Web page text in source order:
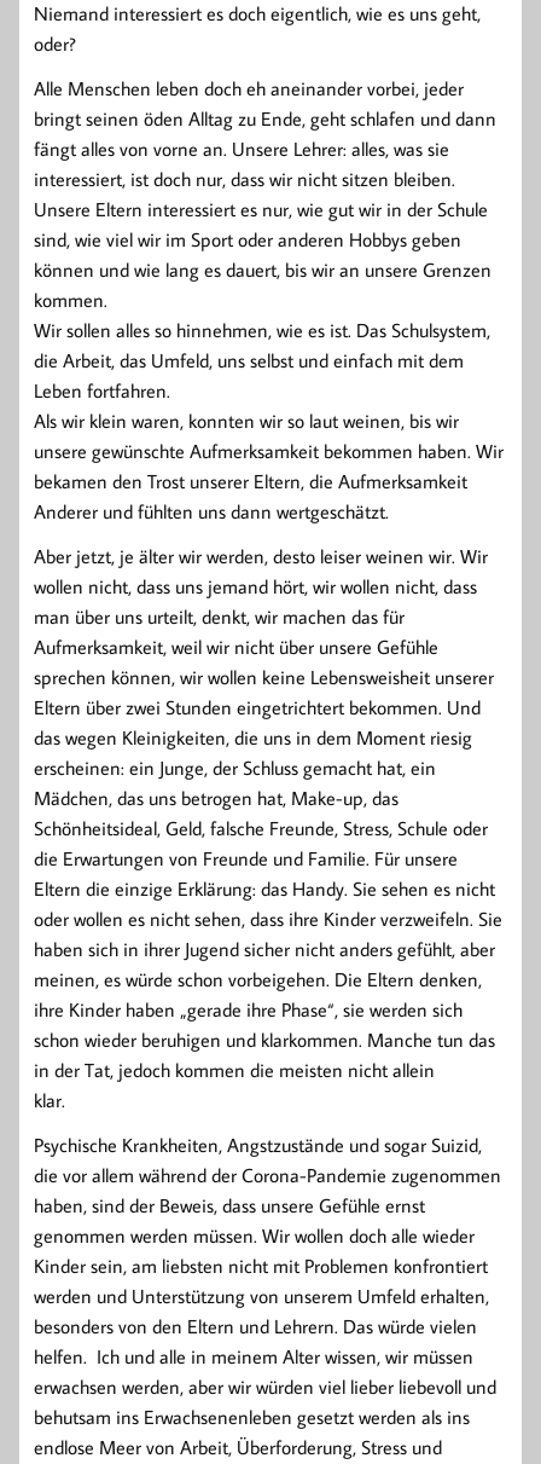
Niemand interessiert es doch eigentlich, wie es uns geht,
oder?
Alle Menschen leben doch eh aneinander vorbei, jeder
bringt seinen öden Alltag zu Ende, geht schlafen und dann
fängt alles von vorne an. Unsere Lehrer: alles, was sie
interessiert, ist doch nur, dass wir nicht sitzen bleiben.
Unsere Eltern interessiert es nur, wie gut wir in der Schule
sind, wie viel wir im Sport oder anderen Hobbys geben
können und wie lang es dauert, bis wir an unsere Grenzen
kommen.
Wir sollen alles so hinnehmen, wie es ist. Das Schulsystem,
die Arbeit, das Umfeld, uns selbst und einfach mit dem
Leben fortfahren.
Als wir klein waren, konnten wir so laut weinen, bis wir
unsere gewünschte Aufmerksamkeit bekommen haben. Wir
bekamen den Trost unserer Eltern, die Aufmerksamkeit
Anderer und fühlten uns dann wertgeschätzt.
Aber jetzt, je älter wir werden, desto leiser weinen wir. Wir
wollen nicht, dass uns jemand hört, wir wollen nicht, dass
man über uns urteilt, denkt, wir machen das für
Aufmerksamkeit, weil wir nicht über unsere Gefühle
sprechen können, wir wollen keine Lebensweisheit unserer
Eltern über zwei Stunden eingetrichtert bekommen. Und
das wegen Kleinigkeiten, die uns in dem Moment riesig
erscheinen: ein Junge, der Schluss gemacht hat, ein
Mädchen, das uns betrogen hat, Make-up, das
Schönheitsideal, Geld, falsche Freunde, Stress, Schule oder
die Erwartungen von Freunde und Familie. Für unsere
Eltern die einzige Erklärung: das Handy. Sie sehen es nicht
oder wollen es nicht sehen, dass ihre Kinder verzweifeln. Sie
haben sich in ihrer Jugend sicher nicht anders gefühlt, aber
meinen, es würde schon vorbeigehen. Die Eltern denken,
ihre Kinder haben „gerade ihre Phase“, sie werden sich
schon wieder beruhigen und klarkommen. Manche tun das
in der Tat, jedoch kommen die meisten nicht allein
klar.
Psychische Krankheiten, Angstzustände und sogar Suizid,
die vor allem während der Corona-Pandemie zugenommen
haben, sind der Beweis, dass unsere Gefühle ernst
genommen werden müssen. Wir wollen doch alle wieder
Kinder sein, am liebsten nicht mit Problemen konfrontiert
werden und Unterstützung von unserem Umfeld erhalten,
besonders von den Eltern und Lehrern. Das würde vielen
helfen. Ich und alle in meinem Alter wissen, wir müssen
erwachsen werden, aber wir würden viel lieber liebevoll und
behutsam ins Erwachsenenleben gesetzt werden als ins
endlose Meer von Arbeit, Überforderung, Stress und